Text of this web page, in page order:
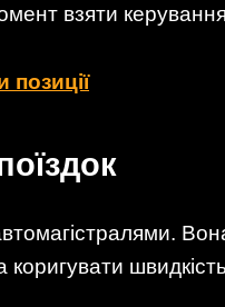
взяти
коригувати